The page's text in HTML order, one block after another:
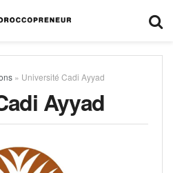
» Université Cadi Ayyad
Ayyad